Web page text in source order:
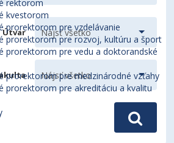
rektorom
kvestorom
prorektorom pre vzdelávanie
prorektorom pre rozvoj, kultúru a šport
prorektorom pre vedu a doktorandské
prorektorom pre medzinárodné vzťahy
prorektorom pre akreditáciu a kvalitu
Útvar